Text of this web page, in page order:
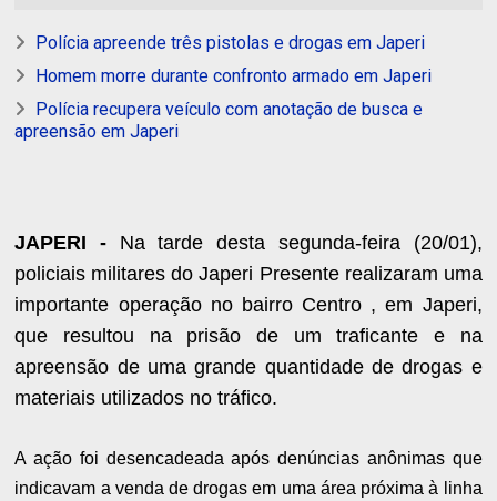
Polícia apreende três pistolas e drogas em Japeri
Homem morre durante confronto armado em Japeri
Polícia recupera veículo com anotação de busca e
apreensão em Japeri
JAPERI - Na tarde desta segunda-feira (20/01),
policiais militares do Japeri Presente realizaram uma
importante operação no bairro Centro , em Japeri,
que resultou na prisão de um traficante e na
apreensão de uma grande quantidade de drogas e
materiais utilizados no tráfico.
A ação foi desencadeada após denúncias anônimas que
indicavam a venda de drogas em uma área próxima à linha